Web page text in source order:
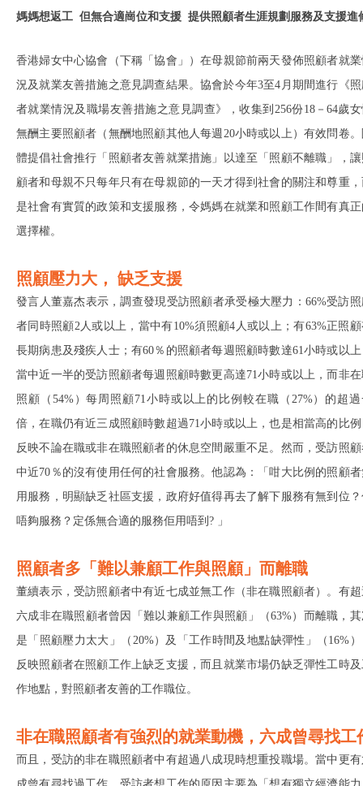
媽媽想返工 但無合適崗位和支援 提供照顧者生涯規劃服務及支援進
香港婦女中心協會（下稱「協會」）在母親節前兩天發佈照顧者就
況及就業友善措施之意見調查結果。協會於今年3至4月期間進行《
者就業情況及職場友善措施之意見調查》，收集到256份18－64歲
無酬主要照顧者（無酬地照顧其他人每週20小時或以上）有效問卷
體提倡社會推行「照顧者友善就業措施」以達至「照顧不離職」，
顧者和母親不只每年只有在母親節的一天才得到社會的關注和尊重
是社會有實質的政策和支援服務，令媽媽在就業和照顧工作間有真
選擇權。
照顧壓力大， 缺乏支援
發言人董嘉杰表示，調查發現受訪照顧者承受極大壓力：66%受訪
者同時照顧2人或以上，當中有10%須照顧4人或以上；有63%正照
長期病患及殘疾人士；有60％的照顧者每週照顧時數達61小時或以
當中近一半的受訪照顧者每週照顧時數更高達71小時或以上，而非
照顧（54%）每周照顧71小時或以上的比例較在職（27%）的超過
倍，在職仍有近三成照顧時數超過71小時或以上，也是相當高的比
反映不論在職或非在職照顧者的休息空間嚴重不足。然而，受訪照
中近70％的沒有使用任何的社會服務。他認為：「咁大比例的照顧
用服務，明顯缺乏社區支援，政府好值得再去了解下服務有無到位
唔夠服務？定係無合適的服務佢用唔到? 」
照顧者多「難以兼顧工作與照顧」而離職
董續表示，受訪照顧者中有近七成並無工作（非在職照顧者）。有
六成非在職照顧者曾因「難以兼顧工作與照顧」（63%）而離職，
是「照顧壓力太大」（20%）及「工作時間及地點缺彈性」（16%
反映照顧者在照顧工作上缺乏支援，而且就業市場仍缺乏彈性工時
作地點，對照顧者友善的工作職位。
非在職照顧者有強烈的就業動機，六成曾尋找工
而且，受訪的非在職照顧者中有超過八成現時想重投職場。當中更